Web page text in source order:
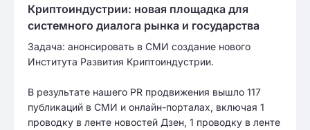
Криптоиндустрии: новая площадка для
системного диалога рынка и государства
Задача: анонсировать в СМИ создание нового
Института Развития Криптоиндустрии.
В результате нашего PR продвижения вышло 117
публикаций в СМИ и онлайн-порталах, включая 1
проводку в ленте новостей Дзен, 1 проводку в ленте